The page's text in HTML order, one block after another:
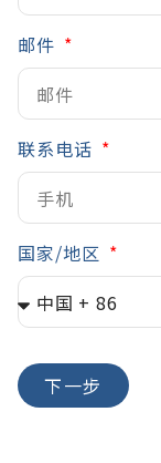
邮件
联系电话
国家/地区
下一步